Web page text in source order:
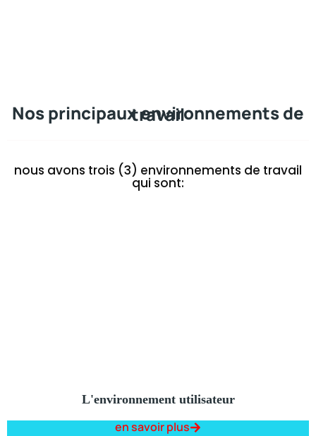
Nos principaux environnements de travail
nous avons trois (3) environnements de travail
qui sont:
L'environnement utilisateur
en savoir plus